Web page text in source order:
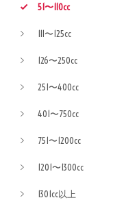
51〜110cc
111〜125cc
126〜250cc
251〜400cc
401〜750cc
751〜1200cc
1201〜1300cc
1301cc以上